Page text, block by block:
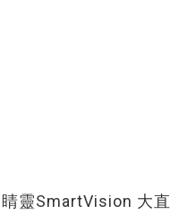
睛靈SmartVision 大直